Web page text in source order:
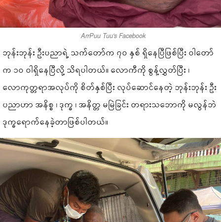
ArrPuu Tuu's Facebook
ဘုန်းဘုန်း ဦးပညာရဲ့ သက်တော်က ၇၀ နှစ် ရှိနေပြီဖြစ်ပြီး ဝါတော်
က ၁၀ ဝါရှိနေပြီလို့ သိရပါတယ်။ လောကီကို စွန့်လွှတ်ပြီး ၊
လောကုတ္တရာအလုပ်ကို စိတ်နှစ်ပြီး လုပ်ဆောင်နေတဲ့ ဘုန်းဘုန်း ဦး
ပညာဟာ အနိစ္စ ၊ ဒုက္ခ ၊ အနိတ္တ မမြဲခြင်း တရားသဘောကို မလွန်ဘဲ
ဒုက္ခရောက်နေခဲ့တာဖြစ်ပါတယ်။